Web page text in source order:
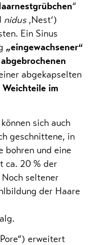
“
nidus ‚Nest‘)
Ein Sinus
„eingewachsener“
abgekapselten
im
sich auch
geschnittene, in
bohren und eine
ca. 20 % der
seltener
der Haare
erweitert